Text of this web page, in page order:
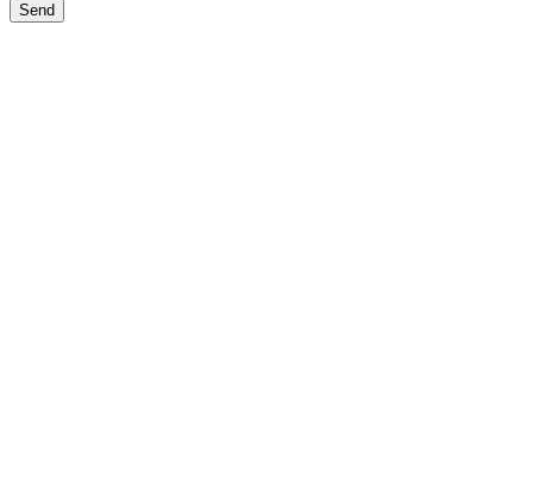
Send